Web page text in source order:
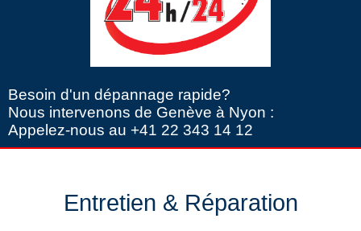
Besoin d'un dépannage rapide?
Nous intervenons de Genève à Nyon :
Appelez-nous au +41 22 343 14 12
Entretien & Réparation